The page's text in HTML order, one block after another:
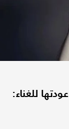
للغناء: